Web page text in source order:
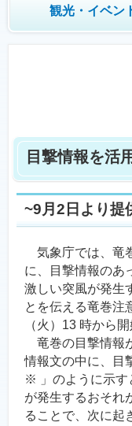
観光・イベン
目撃情報を活
~9月2日より提
気象庁では、竜
に、目撃情報のあ
激しい突風が発生
とを伝える竜巻注
（火）13 時から
竜巻の目撃情報
情報文の中に、目
※ 」のように示す
が発生するおそれ
ることで、次に起